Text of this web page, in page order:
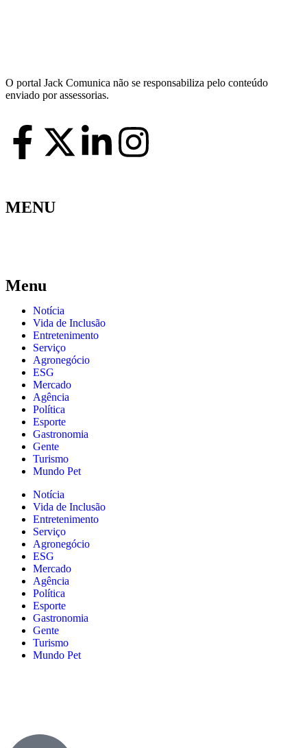
O portal Jack Comunica não se responsabiliza pelo conteúdo
enviado por assessorias.
MENU
Menu
Notícia
Vida de Inclusão
Entretenimento
Serviço
Agronegócio
ESG
Mercado
Agência
Política
Esporte
Gastronomia
Gente
Turismo
Mundo Pet
Notícia
Vida de Inclusão
Entretenimento
Serviço
Agronegócio
ESG
Mercado
Agência
Política
Esporte
Gastronomia
Gente
Turismo
Mundo Pet